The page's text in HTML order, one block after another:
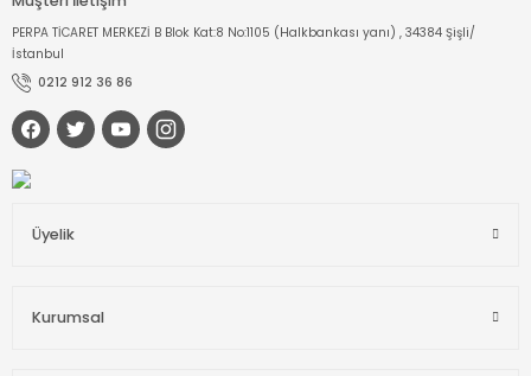
PERPA TİCARET MERKEZİ B Blok Kat:8 No:1105 (Halkbankası yanı) , 34384 Şişli/
İstanbul
0212 912 36 86
Üyelik
Kurumsal